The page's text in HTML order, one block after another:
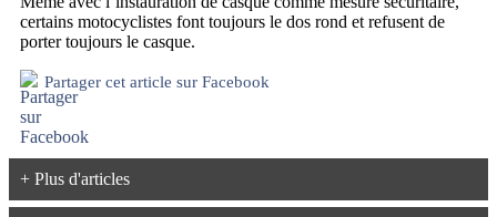
certains motocyclistes font toujours le dos rond et refusent de
porter toujours le casque.
Partager cet article sur Facebook
+ Plus d'articles